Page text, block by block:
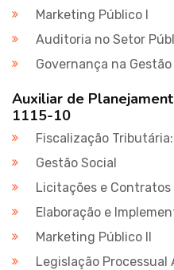
Marketing Público I
Auditoria no Setor
Governança na
Auxiliar de
1115-10
Fiscalização
Gestão Social
Licitações e Contratos
Elaboração e
Marketing Público II
Legislação Processual